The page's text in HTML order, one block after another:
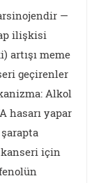
—
ilişkisi
artışı meme
geçirenler
Alkol
hasarı yapar
kanseri için